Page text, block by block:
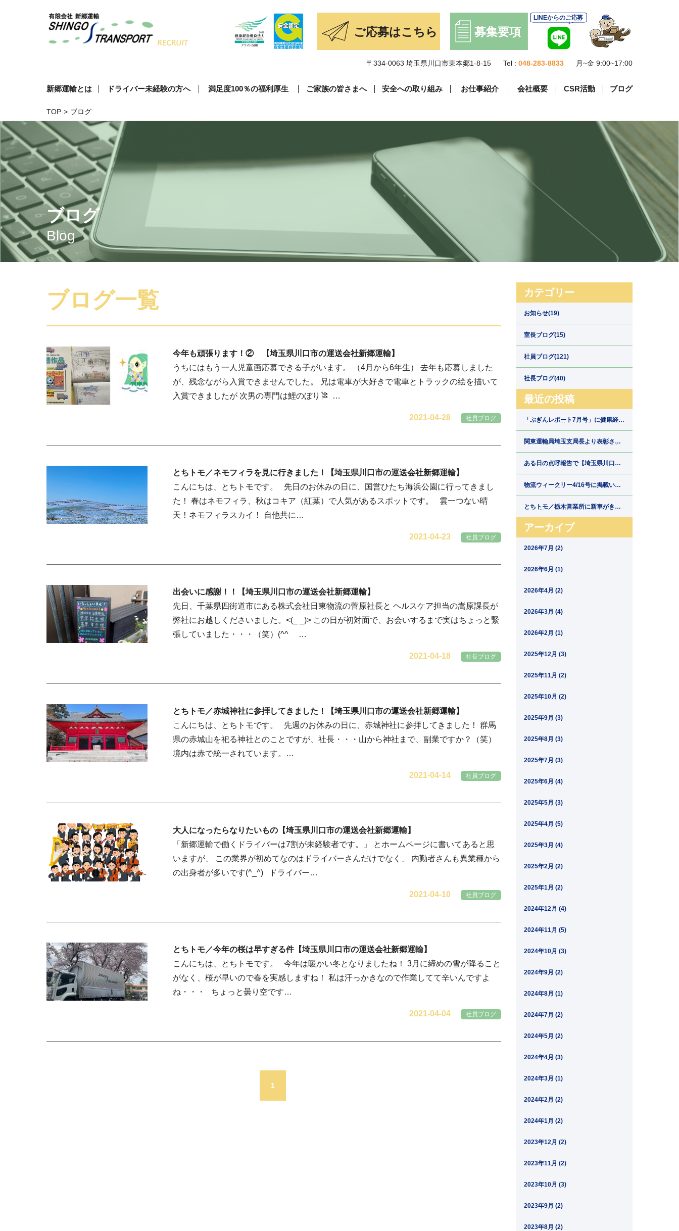
〒334-0063 埼玉県川口市東本郷1-8-15 Tel : 048-283-8833 月~金 9:00~17:00
新郷運輸とは ドライバー未経験の方へ 満足度100％の福利厚生 ご家族の皆さまへ 安全への取り組み お仕事紹介 会社概要 CSR活動 ブログ
TOP > ブログ
ブログ
Blog
ブログ一覧
今年も頑張ります！② 【埼玉県川口市の運送会社新郷運輸】
うちにはもう一人児童画応募できる子がいます。 （4月から6年生） 去年も応募しました
が、残念ながら入賞できませんでした。 兄は電車が大好きで電車とトラックの絵を描いて
入賞できましたが 次男の専門は鯉のぼり🎏 …
2021-04-28 社員ブログ
とちトモ／ネモフィラを見に行きました！【埼玉県川口市の運送会社新郷運輸】
こんにちは、とちトモです。 先日のお休みの日に、国営ひたち海浜公園に行ってきまし
た！ 春はネモフィラ、秋はコキア（紅葉）で人気があるスポットです。 雲一つない晴
天！ネモフィラスカイ！ 自他共に…
2021-04-23 社員ブログ
出会いに感謝！！【埼玉県川口市の運送会社新郷運輸】
先日、千葉県四街道市にある株式会社日東物流の菅原社長と ヘルスケア担当の嵩原課長が
弊社にお越しくださいました。<(_ _)> この日が初対面で、お会いするまで実はちょっと緊
張していました・・・（笑）(^^ゞ …
2021-04-18 社長ブログ
とちトモ／赤城神社に参拝してきました！【埼玉県川口市の運送会社新郷運輸】
こんにちは、とちトモです。 先週のお休みの日に、赤城神社に参拝してきました！ 群馬
県の赤城山を祀る神社とのことですが、社長・・・山から神社まで、副業ですか？（笑）
境内は赤で統一されています。…
2021-04-14 社員ブログ
大人になったらなりたいもの【埼玉県川口市の運送会社新郷運輸】
「新郷運輸で働くドライバーは7割が未経験者です。」 とホームページに書いてあると思
いますが、 この業界が初めてなのはドライバーさんだけでなく、 内勤者さんも異業種から
の出身者が多いです(^_^) ドライバー…
2021-04-10 社員ブログ
とちトモ／今年の桜は早すぎる件【埼玉県川口市の運送会社新郷運輸】
こんにちは、とちトモです。 今年は暖かい冬となりましたね！ 3月に締めの雪が降ること
がなく、桜が早いので春を実感しますね！ 私は汗っかきなので作業してて辛いんですよ
ね・・・ ちょっと曇り空です…
2021-04-04 社員ブログ
1
カテゴリー
お知らせ(19)
室長ブログ(15)
社員ブログ(121)
社長ブログ(40)
最近の投稿
「ぶぎんレポート7月号」に健康経営
川口市の運送会社新郷運輸】
関東運輸局埼玉支局長より表彰され
郷運輸】
ある日の点呼報告で【埼玉県川口市
物流ウィークリー4/16号に掲載いた
社新郷運輸】
とちトモ／栃木営業所に新車がきま
運輸】
アーカイブ
2026年7月 (2)
2026年6月 (1)
2026年4月 (2)
2026年3月 (4)
2026年2月 (1)
2025年12月 (3)
2025年11月 (2)
2025年10月 (2)
2025年9月 (3)
2025年8月 (3)
2025年7月 (3)
2025年6月 (4)
2025年5月 (3)
2025年4月 (5)
2025年3月 (4)
2025年2月 (2)
2025年1月 (2)
2024年12月 (4)
2024年11月 (5)
2024年10月 (3)
2024年9月 (2)
2024年8月 (1)
2024年7月 (2)
2024年5月 (2)
2024年4月 (3)
2024年3月 (1)
2024年2月 (2)
2024年1月 (2)
2023年12月 (2)
2023年11月 (2)
2023年10月 (3)
2023年9月 (2)
2023年8月 (2)